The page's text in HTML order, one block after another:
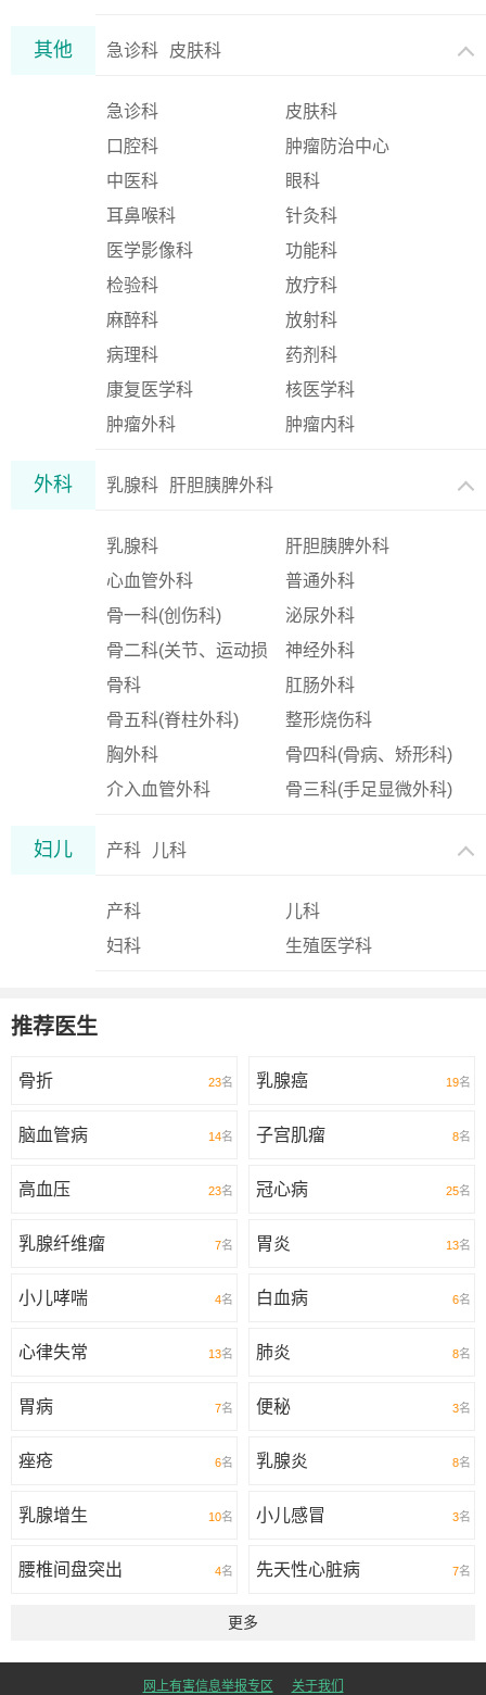
其他 急诊科 皮肤科
急诊科
皮肤科
口腔科
肿瘤防治中心
中医科
眼科
耳鼻喉科
针灸科
医学影像科
功能科
检验科
放疗科
麻醉科
放射科
病理科
药剂科
康复医学科
核医学科
肿瘤外科
肿瘤内科
外科 乳腺科 肝胆胰脾外科
乳腺科
肝胆胰脾外科
心血管外科
普通外科
骨一科(创伤科)
泌尿外科
骨二科(关节、运动损
伤科)
神经外科
骨科
肛肠外科
骨五科(脊柱外科)
整形烧伤科
胸外科
骨四科(骨病、矫形科)
介入血管外科
骨三科(手足显微外科)
妇儿 产科 儿科
产科
儿科
妇科
生殖医学科
推荐医生
骨折 23名 乳腺癌 19名
脑血管病 14名 子宫肌瘤 8名
高血压 23名 冠心病 25名
乳腺纤维瘤 7名 胃炎 13名
小儿哮喘 4名 白血病 6名
心律失常 13名 肺炎 8名
胃病 7名 便秘 3名
痤疮 6名 乳腺炎 8名
乳腺增生 10名 小儿感冒 3名
腰椎间盘突出 4名 先天性心脏病 7名
更多
网上有害信息举报专区 关于我们